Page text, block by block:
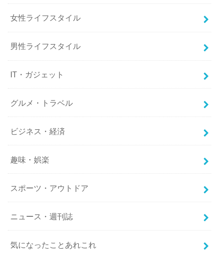
女性ライフスタイル
男性ライフスタイル
IT・ガジェット
グルメ・トラベル
ビジネス・経済
趣味・娯楽
スポーツ・アウトドア
ニュース・週刊誌
気になったことあれこれ